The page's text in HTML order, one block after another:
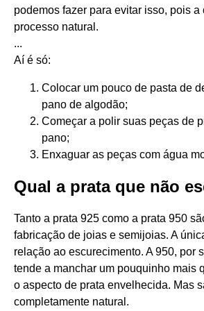
podemos fazer para evitar isso, pois a
processo natural.
...
Aí é só:
Colocar um pouco de pasta de
pano de algodão;
Começar a polir suas peças de
pano;
Enxaguar as peças com água
Qual a prata que não
Tanto a prata 925 como a prata 950
fabricação de joias e semijoias. A
relação ao escurecimento. A 950, por
tende a manchar um pouquinho mais
o aspecto de prata envelhecida. Mas
completamente natural.